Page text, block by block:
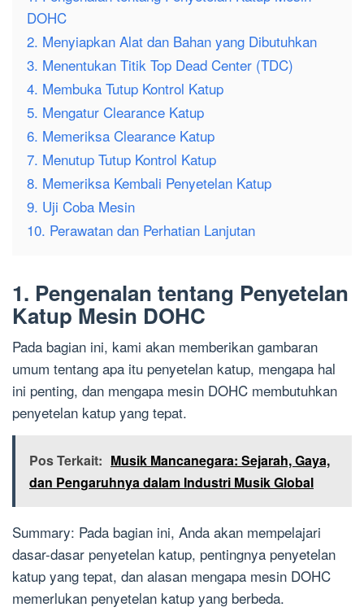
DOHC
2. Menyiapkan Alat dan Bahan yang Dibutuhkan
3. Menentukan Titik Top Dead Center (TDC)
4. Membuka Tutup Kontrol Katup
5. Mengatur Clearance Katup
6. Memeriksa Clearance Katup
7. Menutup Tutup Kontrol Katup
8. Memeriksa Kembali Penyetelan Katup
9. Uji Coba Mesin
10. Perawatan dan Perhatian Lanjutan
1. Pengenalan tentang Penyetelan
Katup Mesin DOHC
Pada bagian ini, kami akan memberikan gambaran
umum tentang apa itu penyetelan katup, mengapa hal
ini penting, dan mengapa mesin DOHC membutuhkan
penyetelan katup yang tepat.
Pos Terkait: Musik Mancanegara: Sejarah, Gaya,
dan Pengaruhnya dalam Industri Musik Global
Summary: Pada bagian ini, Anda akan mempelajari
dasar-dasar penyetelan katup, pentingnya penyetelan
katup yang tepat, dan alasan mengapa mesin DOHC
memerlukan penyetelan katup yang berbeda.